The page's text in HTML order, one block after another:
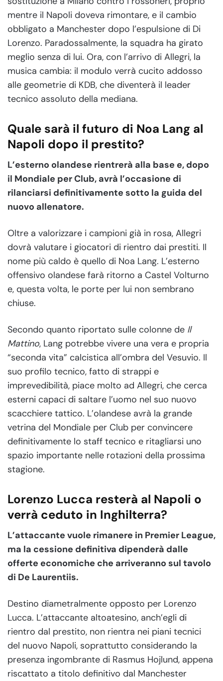
mentre il Napoli doveva rimontare, e il cambio
obbligato a Manchester dopo l’espulsione di Di
Lorenzo. Paradossalmente, la squadra ha girato
meglio senza di lui. Ora, con l’arrivo di Allegri, la
musica cambia: il modulo verrà cucito addosso
alle geometrie di KDB, che diventerà il leader
tecnico assoluto della mediana.
Quale sarà il futuro di Noa Lang al
Napoli dopo il prestito?
L’esterno olandese rientrerà alla base e, dopo
il Mondiale per Club, avrà l’occasione di
rilanciarsi definitivamente sotto la guida del
nuovo allenatore.
Oltre a valorizzare i campioni già in rosa, Allegri
dovrà valutare i giocatori di rientro dai prestiti. Il
nome più caldo è quello di Noa Lang. L’esterno
offensivo olandese farà ritorno a Castel Volturno
e, questa volta, le porte per lui non sembrano
chiuse.
Secondo quanto riportato sulle colonne de Il
Mattino, Lang potrebbe vivere una vera e propria
“seconda vita” calcistica all’ombra del Vesuvio. Il
suo profilo tecnico, fatto di strappi e
imprevedibilità, piace molto ad Allegri, che cerca
esterni capaci di saltare l’uomo nel suo nuovo
scacchiere tattico. L’olandese avrà la grande
vetrina del Mondiale per Club per convincere
definitivamente lo staff tecnico e ritagliarsi uno
spazio importante nelle rotazioni della prossima
stagione.
Lorenzo Lucca resterà al Napoli o
verrà ceduto in Inghilterra?
L’attaccante vuole rimanere in Premier League,
ma la cessione definitiva dipenderà dalle
offerte economiche che arriveranno sul tavolo
di De Laurentiis.
Destino diametralmente opposto per Lorenzo
Lucca. L’attaccante altoatesino, anch’egli di
rientro dal prestito, non rientra nei piani tecnici
del nuovo Napoli, soprattutto considerando la
presenza ingombrante di Rasmus Hojlund, appena
riscattato a titolo definitivo dal Manchester